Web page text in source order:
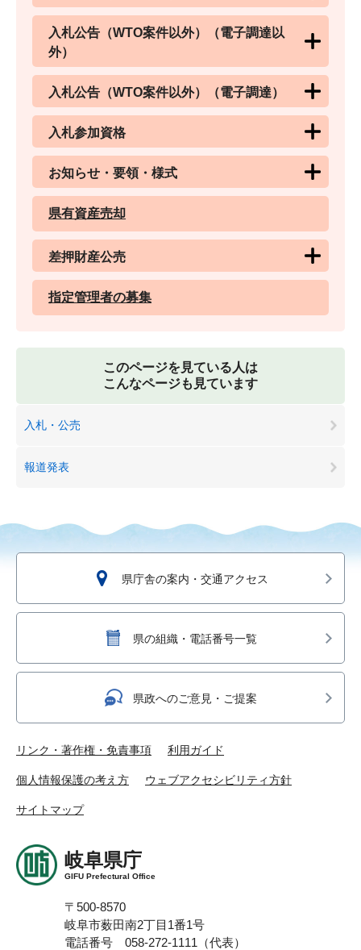
入札公告（WTO案件以外）（電子調達以
外）
入札公告（WTO案件以外）（電子調達）
入札参加資格
お知らせ・要領・様式
県有資産売却
差押財産公売
指定管理者の募集
このページを見ている人は
こんなページも見ています
入札・公売
報道発表
県庁舎の案内・交通アクセス
県の組織・電話番号一覧
県政へのご意見・ご提案
リンク・著作権・免責事項 利用ガイド
個人情報保護の考え方 ウェブアクセシビリティ方針
サイトマップ
岐阜県庁
GIFU Prefectural Office
〒500-8570
岐阜市薮田南2丁目1番1号
電話番号 058-272-1111（代表）